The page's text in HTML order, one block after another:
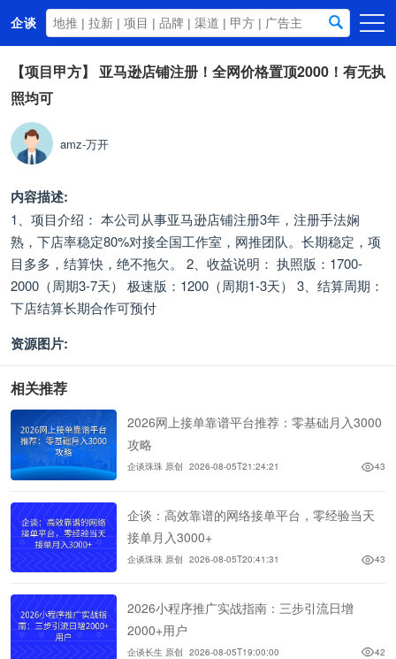
企谈
首页
商务资源
资讯动态
关于我们
【项目甲方】 亚马逊店铺注册！全网价格置顶2000！有无执
照均可
amz-万开
内容描述:
1、项目介绍： 本公司从事亚马逊店铺注册3年，注册手法娴
熟，下店率稳定80%对接全国工作室，网推团队。长期稳定，项
目多多，结算快，绝不拖欠。 2、收益说明： 执照版：1700-
2000（周期3-7天） 极速版：1200（周期1-3天） 3、结算周期：
下店结算长期合作可预付
资源图片:
相关推荐
2026网上接单靠谱平台推荐：零基础月入3000
攻略
企谈珠珠 原创 2026-08-05T21:24:21 43
企谈：高效靠谱的网络接单平台，零经验当天
接单月入3000+
企谈珠珠 原创 2026-08-05T20:41:31 43
2026小程序推广实战指南：三步引流日增
2000+用户
企谈长生 原创 2026-08-05T19:00:00 42